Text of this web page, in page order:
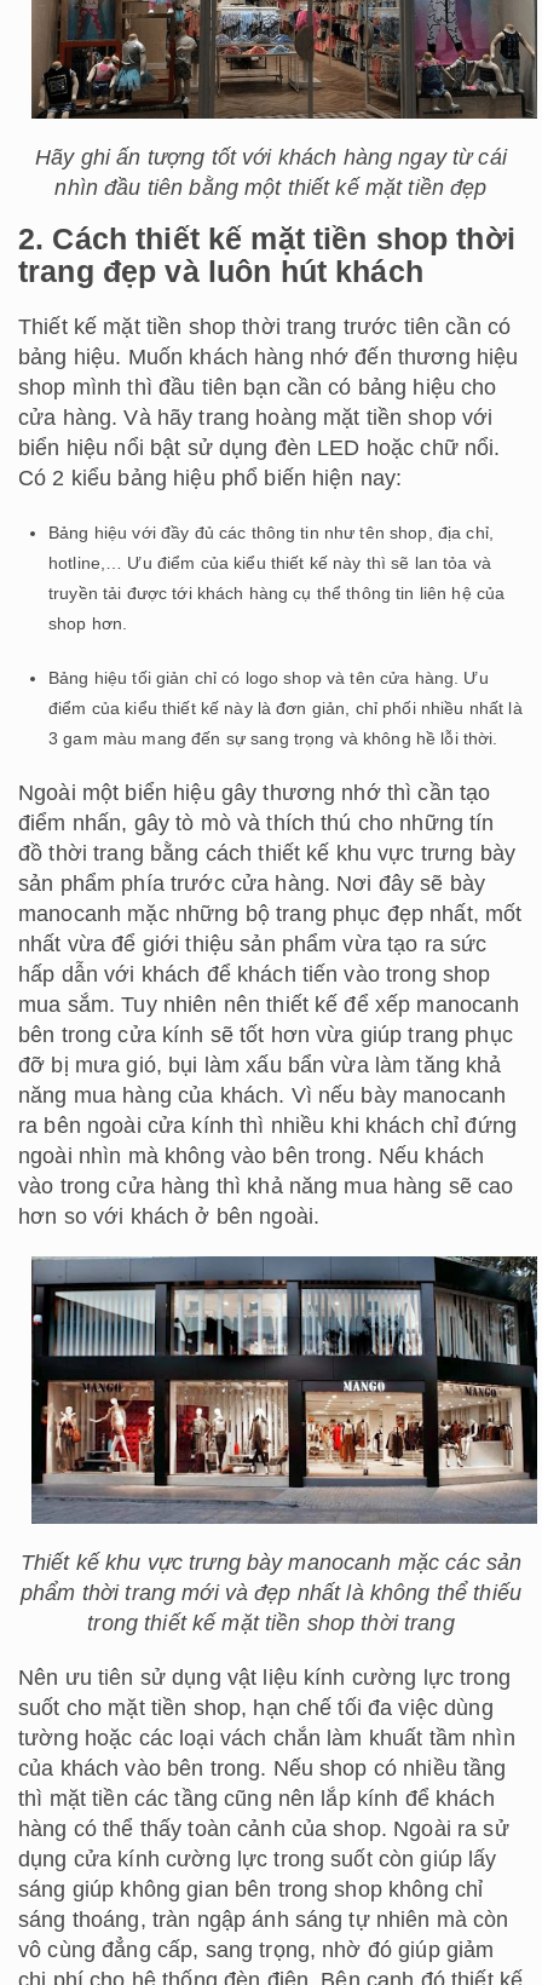
Hãy ghi ấn tượng tốt với khách hàng ngay từ cái
nhìn đầu tiên bằng một thiết kế mặt tiền đẹp
2. Cách thiết kế mặt tiền shop thời
trang đẹp và luôn hút khách
Thiết kế mặt tiền shop thời trang trước tiên cần có
bảng hiệu. Muốn khách hàng nhớ đến thương hiệu
shop mình thì đầu tiên bạn cần có bảng hiệu cho
cửa hàng. Và hãy trang hoàng mặt tiền shop với
biển hiệu nổi bật sử dụng đèn LED hoặc chữ nổi.
Có 2 kiểu bảng hiệu phổ biến hiện nay:
Bảng hiệu với đầy đủ các thông tin như tên shop, địa chỉ,
hotline,… Ưu điểm của kiểu thiết kế này thì sẽ lan tỏa và
truyền tải được tới khách hàng cụ thể thông tin liên hệ của
shop hơn.
Bảng hiệu tối giản chỉ có logo shop và tên cửa hàng. Ưu
điểm của kiểu thiết kế này là đơn giản, chỉ phối nhiều nhất là
3 gam màu mang đến sự sang trọng và không hề lỗi thời.
Ngoài một biển hiệu gây thương nhớ thì cần tạo
điểm nhấn, gây tò mò và thích thú cho những tín
đồ thời trang bằng cách thiết kế khu vực trưng bày
sản phẩm phía trước cửa hàng. Nơi đây sẽ bày
manocanh mặc những bộ trang phục đẹp nhất, mốt
nhất vừa để giới thiệu sản phẩm vừa tạo ra sức
hấp dẫn với khách để khách tiến vào trong shop
mua sắm. Tuy nhiên nên thiết kế để xếp manocanh
bên trong cửa kính sẽ tốt hơn vừa giúp trang phục
đỡ bị mưa gió, bụi làm xấu bẩn vừa làm tăng khả
năng mua hàng của khách. Vì nếu bày manocanh
ra bên ngoài cửa kính thì nhiều khi khách chỉ đứng
ngoài nhìn mà không vào bên trong. Nếu khách
vào trong cửa hàng thì khả năng mua hàng sẽ cao
hơn so với khách ở bên ngoài.
Thiết kế khu vực trưng bày manocanh mặc các sản
phẩm thời trang mới và đẹp nhất là không thể thiếu
trong thiết kế mặt tiền shop thời trang
Nên ưu tiên sử dụng vật liệu kính cường lực trong
suốt cho mặt tiền shop, hạn chế tối đa việc dùng
tường hoặc các loại vách chắn làm khuất tầm nhìn
của khách vào bên trong. Nếu shop có nhiều tầng
thì mặt tiền các tầng cũng nên lắp kính để khách
hàng có thể thấy toàn cảnh của shop. Ngoài ra sử
dụng cửa kính cường lực trong suốt còn giúp lấy
sáng giúp không gian bên trong shop không chỉ
sáng thoáng, tràn ngập ánh sáng tự nhiên mà còn
vô cùng đẳng cấp, sang trọng, nhờ đó giúp giảm